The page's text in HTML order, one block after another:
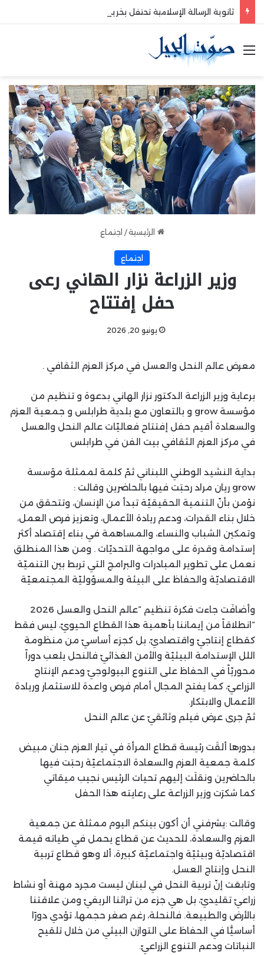
القائمة
الرئيسية / اجتماع
اجتماع
وزير الزراعة نزار الهاني رعى
حفل إفتتاح
يونيو 20, 2026
معرض عالم النحل والعسل في مركز العزم الثقافي .
برعاية وزير الزراعة الدكتور نزار الهاني بدعوة و تنظيم من
مؤسسة grow و بالتعاون مع بلدية طرابلس و جمعية العزم
والسعادة أقيم حفل إفتتاح فعاليّات عالم النحل والعسل
في مركز العزم الثقافي بيت الفن في طرابلس
بداية النشيد الوطني اللبناني ثمّ كلمة لممثلة مؤسسة
grow ريان مراد رحبَت فيها بالحاضرين وقالت :
نؤمن بأنّ التنمية الحقيقيّة تبدأ من الإنسان، وتتحقق من
خلال بناء القدرات، ودعم ريادة الأعمال، وتعزيز فرص العمل،
وتمكين الشباب والنساء، والمساهمة في بناء إقتصاد أكثر
إستدامة وقدرة على مواجهة التحديّات . ومن هذا المنطلق
نعمل على تطوير المبادرات والبرامج التي تربط بين التنميّة
الاقتصاديّة والحفاظ على البيئة والمسؤوليّة المجتمعيّة
وأضافَت جاءت فكرة تنظيم “عالم النحل والعسل 2026
“انطلاقاً من إيماننا بأهمية هذا القطاع الحيويّ، ليس فقط
كقطاع إنتاجيّ واقتصاديّ، بل كجزء أساسيّ من منظومة
اللل الإستدامة البيئيّة والأمن الغذائيّ فالنحل يلعب دوراً
محوريّاً في الحفاظ على التنوع البيولوجيّ ودعم الإنتاج
الزراعيّ، كما يفتح المجال أمام فرص واعدة للاستثمار وريادة
الأعمال والابتكار.
ثمّ جرى عرض فيلم وثائقيّ عن عالم النحل
بدورها ألقَت رئيسة قطاع المرأة في تيار العزم جنان مبيض
كلمة جمعية العزم والسعادة الاجتماعيّة رحبَت فيها
بالحاضرين ونقلَت إليهم تحيات الرئيس نجيب ميقاتي
كما شكرَت وزير الزراعة على رعايته هذا الحفل
وقالت :يشرفني أن أكون بينكم اليوم ممثلة عن جمعية
العزم والسعادة، للحديث عن قطاع يحمل في طياته قيمة
اقتصاديّة وبيئيّة واجتماعيّة كبيرة، ألا وهو قطاع تربية
النحل وإنتاج العسل.
وتابعَت إنّ تربية النحل في لبنان ليست مجرد مهنة أو نشاط
زراعيّ تقليديّ، بل هي جزء من تراثنا الريفيّ ومن علاقتنا
بالأرض والطبيعة. فالنحلة، رغم صغر حجمها، تؤدي دورًا
أساسيًّا في الحفاظ على التوازن البيئي من خلال تلقيح
النباتات ودعم التنوع الزراعيّ.